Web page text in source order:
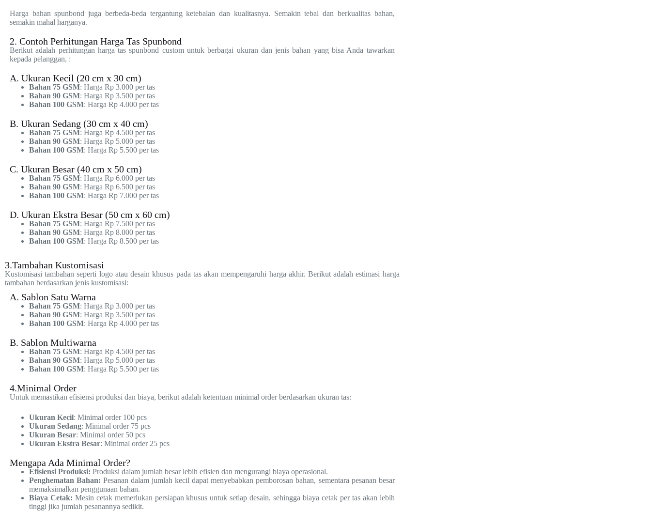
Harga bahan spunbond juga berbeda-beda tergantung ketebalan dan kualitasnya. Semakin tebal dan berkualitas bahan,
semakin mahal harganya.
2. Contoh Perhitungan Harga Tas Spunbond
Berikut adalah perhitungan harga tas spunbond custom untuk berbagai ukuran dan jenis bahan yang bisa Anda tawarkan
kepada pelanggan, :
A. Ukuran Kecil (20 cm x 30 cm)
Bahan 75 GSM: Harga Rp 3.000 per tas
Bahan 90 GSM: Harga Rp 3.500 per tas
Bahan 100 GSM: Harga Rp 4.000 per tas
B. Ukuran Sedang (30 cm x 40 cm)
Bahan 75 GSM: Harga Rp 4.500 per tas
Bahan 90 GSM: Harga Rp 5.000 per tas
Bahan 100 GSM: Harga Rp 5.500 per tas
C. Ukuran Besar (40 cm x 50 cm)
Bahan 75 GSM: Harga Rp 6.000 per tas
Bahan 90 GSM: Harga Rp 6.500 per tas
Bahan 100 GSM: Harga Rp 7.000 per tas
D. Ukuran Ekstra Besar (50 cm x 60 cm)
Bahan 75 GSM: Harga Rp 7.500 per tas
Bahan 90 GSM: Harga Rp 8.000 per tas
Bahan 100 GSM: Harga Rp 8.500 per tas
3.Tambahan Kustomisasi
Kustomisasi tambahan seperti logo atau desain khusus pada tas akan mempengaruhi harga akhir. Berikut adalah estimasi harga
tambahan berdasarkan jenis kustomisasi:
A. Sablon Satu Warna
Bahan 75 GSM: Harga Rp 3.000 per tas
Bahan 90 GSM: Harga Rp 3.500 per tas
Bahan 100 GSM: Harga Rp 4.000 per tas
B. Sablon Multiwarna
Bahan 75 GSM: Harga Rp 4.500 per tas
Bahan 90 GSM: Harga Rp 5.000 per tas
Bahan 100 GSM: Harga Rp 5.500 per tas
4.Minimal Order
Untuk memastikan efisiensi produksi dan biaya, berikut adalah ketentuan minimal order berdasarkan ukuran tas:
Ukuran Kecil: Minimal order 100 pcs
Ukuran Sedang: Minimal order 75 pcs
Ukuran Besar: Minimal order 50 pcs
Ukuran Ekstra Besar: Minimal order 25 pcs
Mengapa Ada Minimal Order?
Efisiensi Produksi: Produksi dalam jumlah besar lebih efisien dan mengurangi biaya operasional.
Penghematan Bahan: Pesanan dalam jumlah kecil dapat menyebabkan pemborosan bahan, sementara pesanan besar
memaksimalkan penggunaan bahan.
Biaya Cetak: Mesin cetak memerlukan persiapan khusus untuk setiap desain, sehingga biaya cetak per tas akan lebih
tinggi jika jumlah pesanannya sedikit.